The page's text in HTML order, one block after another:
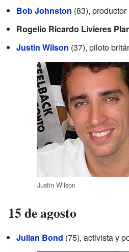
Bob Johnston (83),
Rogelio Ricardo Livieres
Justin Wilson (37), piloto
Justin Wilson
15 de agosto
Julian Bond (75), activista y